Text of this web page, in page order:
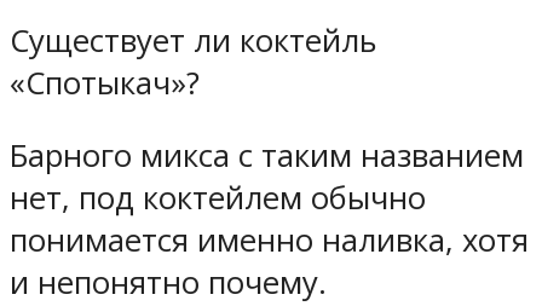
Существует ли коктейль
«Спотыкач»?
Барного микса с таким названием
нет, под коктейлем обычно
понимается именно наливка, хотя
и непонятно почему.